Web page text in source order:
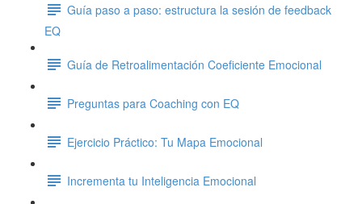
Guía paso a paso: estructura la sesión de feedback
EQ
Guía de Retroalimentación Coeficiente Emocional
Preguntas para Coaching con EQ
Ejercicio Práctico: Tu Mapa Emocional
Incrementa tu Inteligencia Emocional